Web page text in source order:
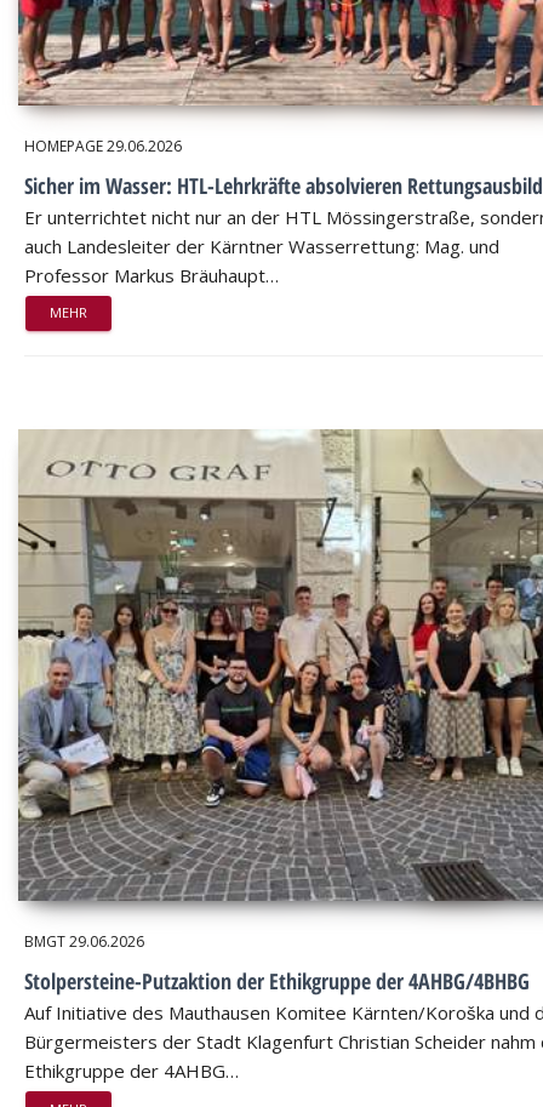
HOMEPAGE29.06.2026
Sicher im Wasser: HTL-Lehrkräfte absolvieren
Er unterrichtet nicht nur an der HTL Mössingerstraße,
auch Landesleiter der Kärntner Wasserrettung: Mag. und
Professor Markus Bräuhaupt…
MEHR
BMGT29.06.2026
Stolpersteine-Putzaktion der Ethikgruppe der 4AHBG/4BHBG
Auf Initiative des Mauthausen Komitee Kärnten/Koroška und
Bürgermeisters der Stadt Klagenfurt Christian Scheider nahm
Ethikgruppe der 4AHBG…